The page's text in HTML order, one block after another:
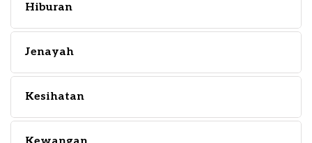
Hiburan
Jenayah
Kesihatan